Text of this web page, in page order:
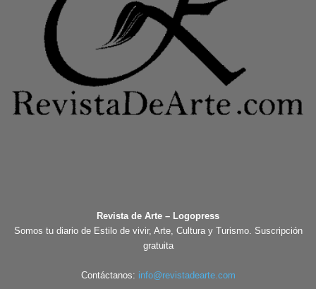
Revista de Arte – Logopress
Somos tu diario de Estilo de vivir, Arte, Cultura y Turismo. Suscripción
gratuita
Contáctanos: info@revistadearte.com